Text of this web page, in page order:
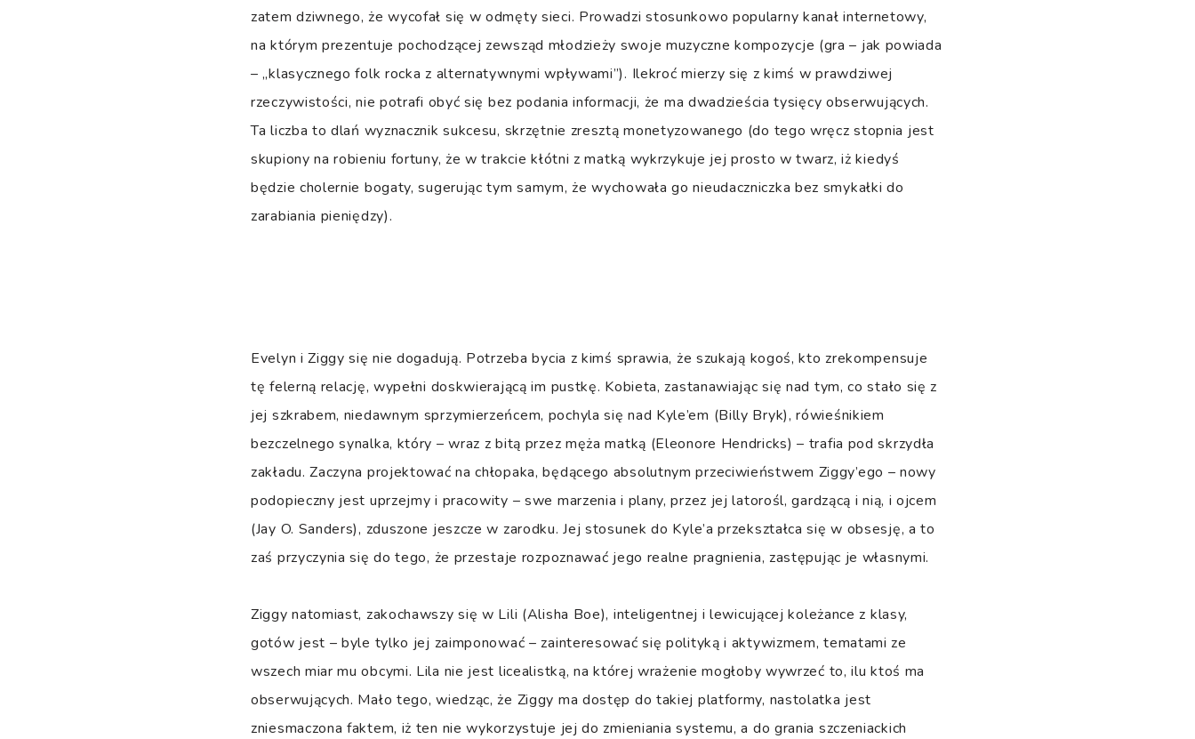
zatem dziwnego, że wycofał się w odmęty sieci. Prowadzi stosunkowo popularny kanał internetowy,
na którym prezentuje pochodzącej zewsząd młodzieży swoje muzyczne kompozycje (gra – jak powiada
– „klasycznego folk rocka z alternatywnymi wpływami”). Ilekroć mierzy się z kimś w prawdziwej
rzeczywistości, nie potrafi obyć się bez podania informacji, że ma dwadzieścia tysięcy obserwujących.
Ta liczba to dlań wyznacznik sukcesu, skrzętnie zresztą monetyzowanego (do tego wręcz stopnia jest
skupiony na robieniu fortuny, że w trakcie kłótni z matką wykrzykuje jej prosto w twarz, iż kiedyś
będzie cholernie bogaty, sugerując tym samym, że wychowała go nieudaczniczka bez smykałki do
zarabiania pieniędzy).
Evelyn i Ziggy się nie dogadują. Potrzeba bycia z kimś sprawia, że szukają kogoś, kto zrekompensuje
tę felerną relację, wypełni doskwierającą im pustkę. Kobieta, zastanawiając się nad tym, co stało się z
jej szkrabem, niedawnym sprzymierzeńcem, pochyla się nad Kyle’em (Billy Bryk), rówieśnikiem
bezczelnego synalka, który – wraz z bitą przez męża matką (Eleonore Hendricks) – trafia pod skrzydła
zakładu. Zaczyna projektować na chłopaka, będącego absolutnym przeciwieństwem Ziggy’ego – nowy
podopieczny jest uprzejmy i pracowity – swe marzenia i plany, przez jej latorośl, gardzącą i nią, i ojcem
(Jay O. Sanders), zduszone jeszcze w zarodku. Jej stosunek do Kyle’a przekształca się w obsesję, a to
zaś przyczynia się do tego, że przestaje rozpoznawać jego realne pragnienia, zastępując je własnymi.
Ziggy natomiast, zakochawszy się w Lili (Alisha Boe), inteligentnej i lewicującej koleżance z klasy,
gotów jest – byle tylko jej zaimponować – zainteresować się polityką i aktywizmem, tematami ze
wszech miar mu obcymi. Lila nie jest licealistką, na której wrażenie mogłoby wywrzeć to, ilu ktoś ma
obserwujących. Mało tego, wiedząc, że Ziggy ma dostęp do takiej platformy, nastolatka jest
zniesmaczona faktem, iż ten nie wykorzystuje jej do zmieniania systemu, a do grania szczeniackich